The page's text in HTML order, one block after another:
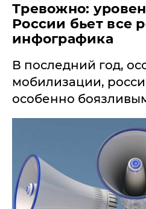
Тревожно:
России бьет все
инфографика
В последний год,
мобилизации,
особенно